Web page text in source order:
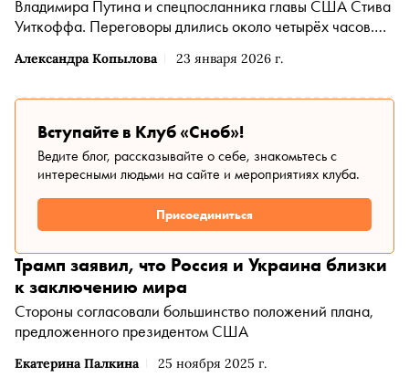
Александра Копылова 23 января 2026 г.
Владимира Путина и спецпосланника главы США Стива
Уиткоффа. Переговоры длились около четырёх часов.
мира» и развитие двухсторонних отношений
Вступайте в Клуб «Сноб»!
Ведите блог, рассказывайте о себе, знакомьтесь с
интересными людьми на сайте и мероприятиях клуба.
Присоединиться
Екатерина Палкина 25 ноября 2025 г.
Трамп заявил, что Россия и Украина близки
к заключению мира
Стороны согласовали большинство положений плана,
предложенного президентом США